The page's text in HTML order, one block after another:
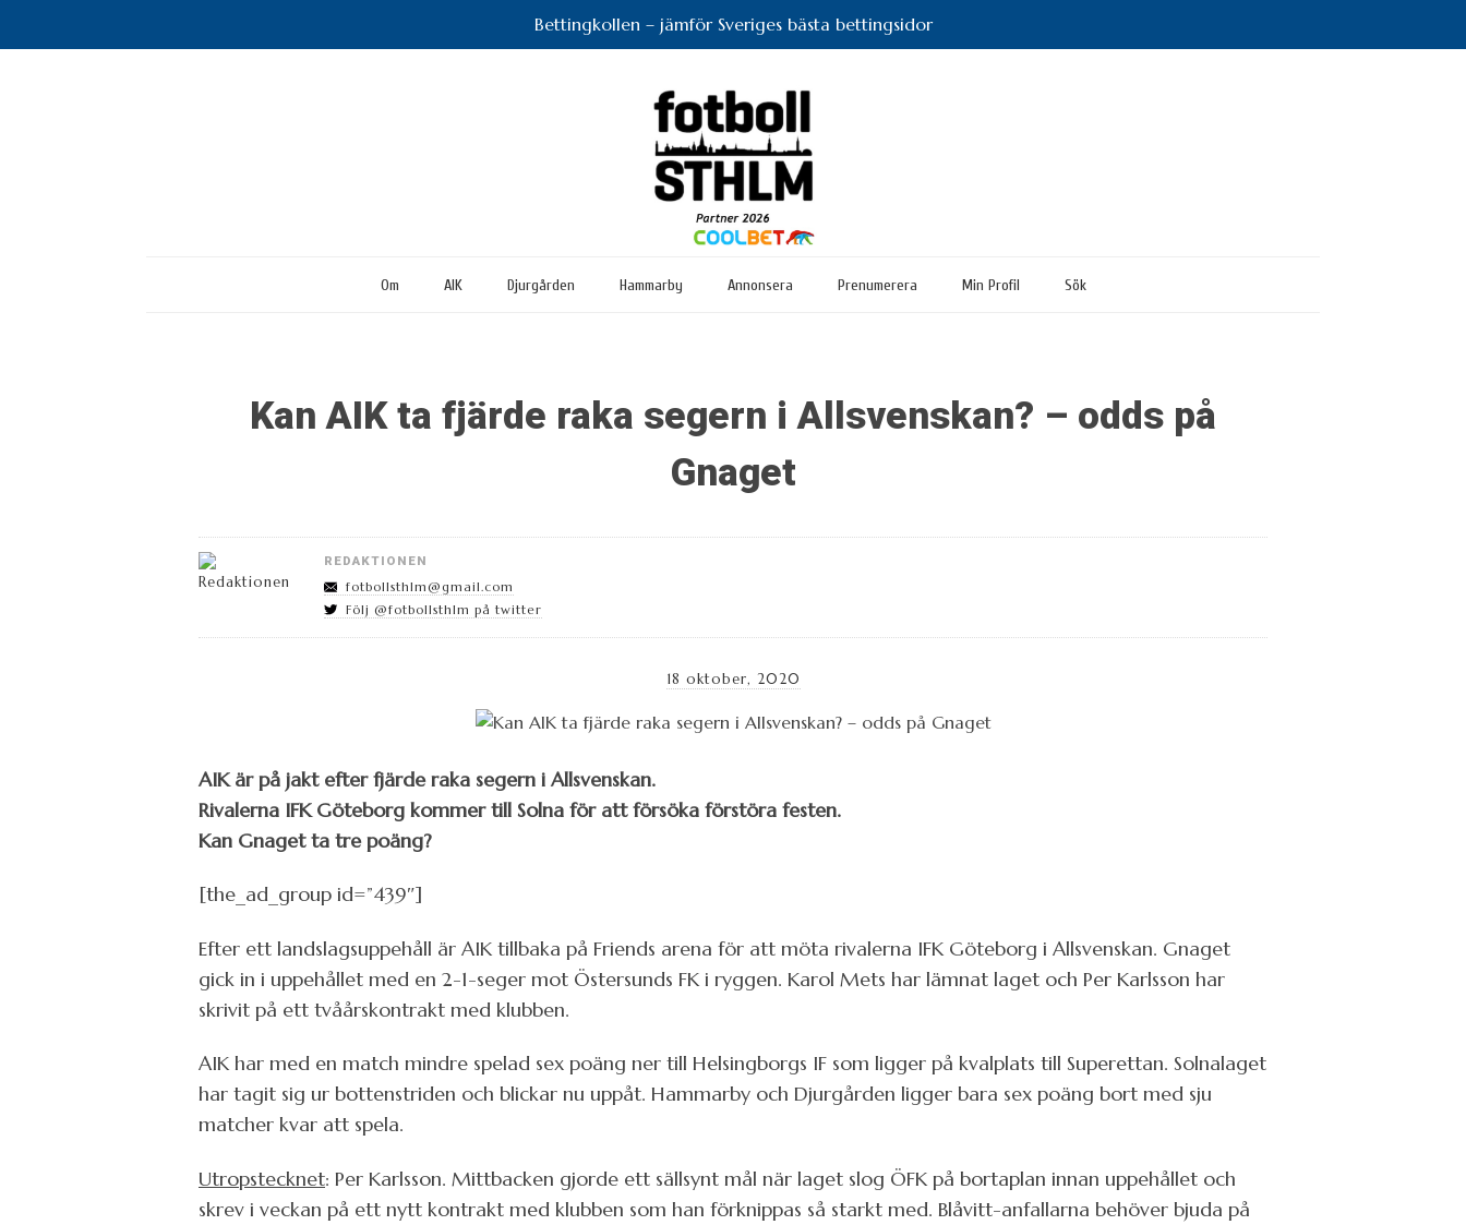
Bettingkollen – jämför Sveriges bästa bettingsidor
Om AIK Djurgården Hammarby Annonsera Prenumerera Min Profil Sök
Kan AIK ta fjärde raka segern i Allsvenskan? – odds på
Gnaget
REDAKTIONEN
fotbollsthlm@gmail.com
Följ @fotbollsthlm på twitter
18 oktober, 2020
AIK är på jakt efter fjärde raka segern i Allsvenskan.
Rivalerna IFK Göteborg kommer till Solna för att försöka förstöra festen.
Kan Gnaget ta tre poäng?
[the_ad_group id=”439″]
Efter ett landslagsuppehåll är AIK tillbaka på Friends arena för att möta rivalerna IFK Göteborg i Allsvenskan. Gnaget
gick in i uppehållet med en 2-1-seger mot Östersunds FK i ryggen. Karol Mets har lämnat laget och Per Karlsson har
skrivit på ett tvåårskontrakt med klubben.
AIK har med en match mindre spelad sex poäng ner till Helsingborgs IF som ligger på kvalplats till Superettan. Solnalaget
har tagit sig ur bottenstriden och blickar nu uppåt. Hammarby och Djurgården ligger bara sex poäng bort med sju
matcher kvar att spela.
Utropstecknet: Per Karlsson. Mittbacken gjorde ett sällsynt mål när laget slog ÖFK på bortaplan innan uppehållet och
skrev i veckan på ett nytt kontrakt med klubben som han förknippas så starkt med. Blåvitt-anfallarna behöver bjuda på